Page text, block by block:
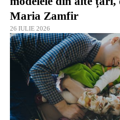
Maria Zamfir
26 IULIE 2026